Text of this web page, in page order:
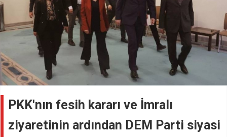
PKK'nın fesih kararı ve İmralı
ziyaretinin ardından DEM Parti siyasi